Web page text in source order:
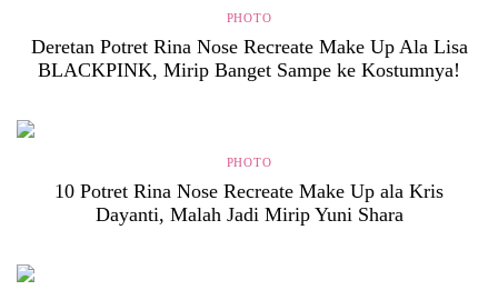
PHOTO
Deretan Potret Rina Nose Recreate Make Up Ala Lisa
BLACKPINK, Mirip Banget Sampe ke Kostumnya!
PHOTO
10 Potret Rina Nose Recreate Make Up ala Kris
Dayanti, Malah Jadi Mirip Yuni Shara